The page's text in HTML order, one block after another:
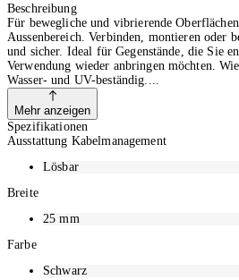
Beschreibung
Für bewegliche und vibrierende
Aussenbereich. Verbinden, montieren oder
und sicher. Ideal für Gegenstände, die Sie
Verwendung wieder anbringen möchten.
Wasser- und UV-beständig.
Mehr anzeigen
Spezifikationen
Ausstattung Kabelmanagement
Lösbar
Breite
25mm
Farbe
Schwarz